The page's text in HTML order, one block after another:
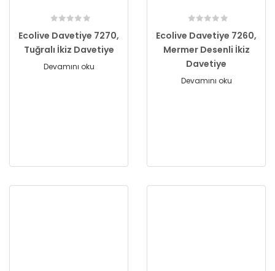
Ecolive Davetiye 7270,
Tuğralı İkiz Davetiye
Devamını oku
Ecolive Davetiye 7260,
Mermer Desenli İkiz
Davetiye
Devamını oku